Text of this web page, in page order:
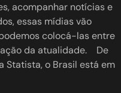
acompanhar notícias e
essas mídias vão
colocá-las entre
da atualidade. De
Statista, o Brasil está em